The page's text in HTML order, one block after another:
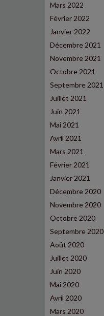
Mars 2022
Février 2022
Janvier 2022
Décembre 2021
Novembre 2021
Octobre 2021
Septembre 2021
Juillet 2021
Juin 2021
Mai 2021
Avril 2021
Mars 2021
Février 2021
Janvier 2021
Décembre 2020
Novembre 2020
Octobre 2020
Septembre 2020
Août 2020
Juillet 2020
Juin 2020
Mai 2020
Avril 2020
Mars 2020